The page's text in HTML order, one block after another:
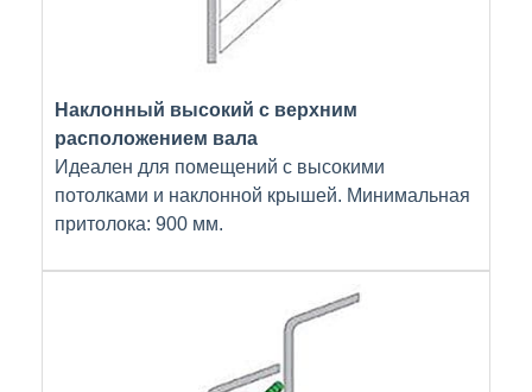
Наклонный высокий с верхним
расположением вала
Идеален для помещений с высокими
потолками и наклонной крышей. Минимальная
притолока: 900 мм.